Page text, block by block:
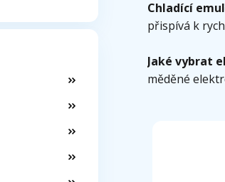
Chladící
přispívá k
Jaké vybrat
měděné